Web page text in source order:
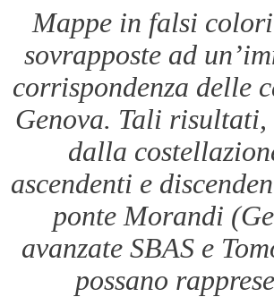
Mappe in falsi
sovrapposte ad
corrispondenza delle
Genova. Tali
dalla
ascendenti e
ponte Morandi
avanzate SBAS e
possano